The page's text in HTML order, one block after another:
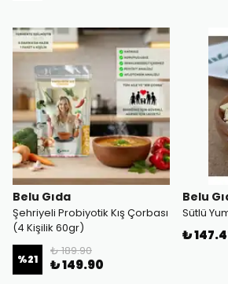
Belu Gıda
Şehriyeli Probiyotik Kış Çorbası
(4 Kişilik 60gr)
%21
₺ 189.90
₺ 149.90
Belu
Sütlü
₺